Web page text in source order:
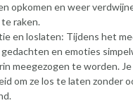
opkomen en weer
raken.
en loslaten: Tijdens het
gedachten en emoties
meegezogen te worden.
om ze los te laten zonder